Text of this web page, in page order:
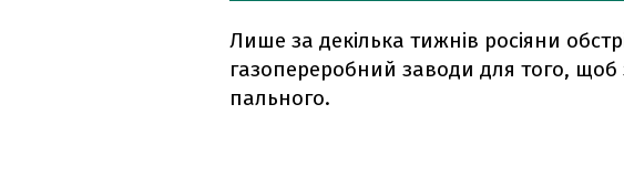
Лише за декілька тижнів росіяни
газопереробний заводи для того, щоб
пального.